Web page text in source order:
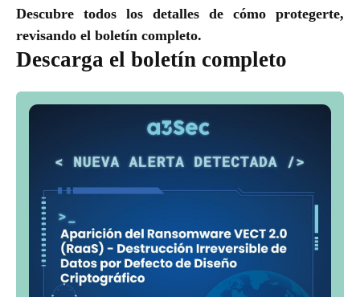
Descubre todos los detalles de cómo protegerte,
revisando el boletín completo.
Descarga el boletín completo